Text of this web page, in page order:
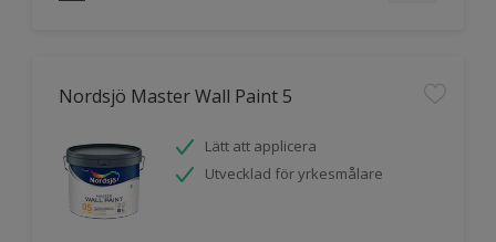
Nordsjö Master Wall Paint 5
Lätt att applicera
Utvecklad för yrkesmålare